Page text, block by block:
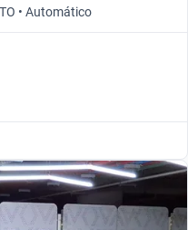
• Automático